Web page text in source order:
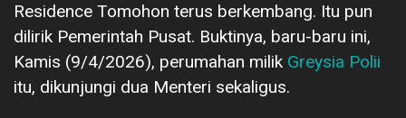
Residence Tomohon terus berkembang. Itu pun
dilirik Pemerintah Pusat. Buktinya, baru-baru ini,
Kamis (9/4/2026), perumahan milik Greysia Polii
itu, dikunjungi dua Menteri sekaligus.